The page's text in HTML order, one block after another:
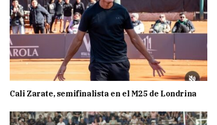
Cali Zarate, semifinalista en el M25 de Londrina